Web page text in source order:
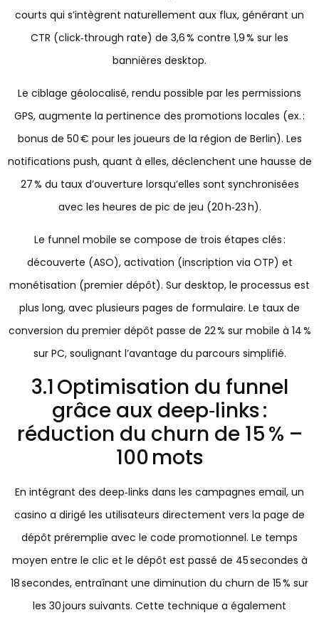
courts qui s’intègrent naturellement aux flux, générant un
CTR (click‑through rate) de 3,6 % contre 1,9 % sur les
bannières desktop.
Le ciblage géolocalisé, rendu possible par les permissions
GPS, augmente la pertinence des promotions locales (ex. :
bonus de 50 € pour les joueurs de la région de Berlin). Les
notifications push, quant à elles, déclenchent une hausse de
27 % du taux d’ouverture lorsqu’elles sont synchronisées
avec les heures de pic de jeu (20 h‑23 h).
Le funnel mobile se compose de trois étapes clés :
découverte (ASO), activation (inscription via OTP) et
monétisation (premier dépôt). Sur desktop, le processus est
plus long, avec plusieurs pages de formulaire. Le taux de
conversion du premier dépôt passe de 22 % sur mobile à 14 %
sur PC, soulignant l’avantage du parcours simplifié.
3.1 Optimisation du funnel
grâce aux deep‑links :
réduction du churn de 15 % –
100 mots
En intégrant des deep‑links dans les campagnes email, un
casino a dirigé les utilisateurs directement vers la page de
dépôt préremplie avec le code promotionnel. Le temps
moyen entre le clic et le dépôt est passé de 45 secondes à
18 secondes, entraînant une diminution du churn de 15 % sur
les 30 jours suivants. Cette technique a également